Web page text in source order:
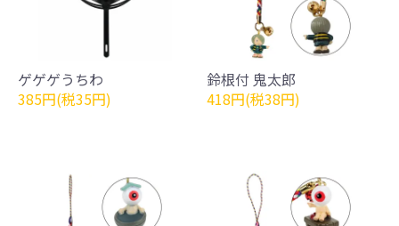
ゲゲゲうちわ
385円(税35円)
鈴根付 鬼太郎
418円(税38円)